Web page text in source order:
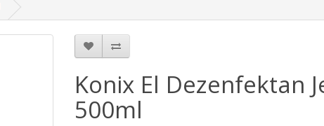
Konix El Dezenfektan
500ml